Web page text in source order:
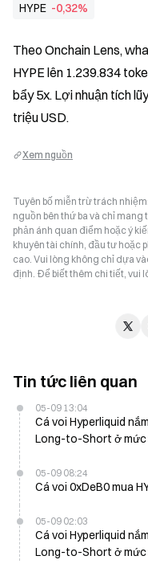
HYPE -0,32%
Theo Onchain Lens,
HYPE lên 1.239.834
bẩy 5x. Lợi nhuận tích
triệu USD.
Xem nguồn
Tuyên bố miễn trừ trách
nguồn bên thứ ba và chỉ
phản ánh quan điểm hoặc ý
khuyên tài chính, đầu tư hoặc
cao. Vui lòng không chỉ dựa
định. Để biết thêm chi tiết, vui
Tin tức liên quan
05-09 13:04
Cá voi Hyperliquid
Long-to-Short ở mức
05-09 08:24
Cá voi 0xDeB0 mua
05-09 02:03
Cá voi Hyperliquid
Long-to-Short ở mức